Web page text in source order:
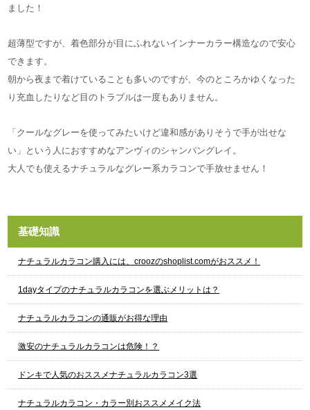
ました！
超薄型ですが、着色部分が目にふれないインナーカラー構造なので安心
できます。
朝から夜まで着けていることも多いのですが、今のところかゆくなった
り充血したりなど目のトラブルは一度もありません。
「クールなグレーを使ってみたいけど違和感がありそうで手が出せな
い」という人におすすめなアンヴィのシャンパングレイ。
大人でも使えるナチュラルなグレー系カラコンで手放せません！
基礎知識
ナチュラルカラコン購入には、croozのshoplist.comがおススメ！
1dayタイプのナチュラルカラコンを選ぶメリットは？
ナチュラルカラコンの通販がお得な理由
激安のナチュラルカラコンは危険！？
ドンキで人気のおススメナチュラルカラコン3選
ナチュラルカラコン・カラー別おススメメイク法